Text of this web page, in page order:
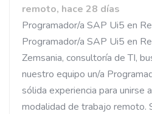
remoto, hace 28 días
Programador/a SAP Ui5 en
Programador/a SAP Ui5 en
Zemsania, consultoría de TI,
nuestro equipo un/a
sólida experiencia para unirse
modalidad de trabajo remoto.